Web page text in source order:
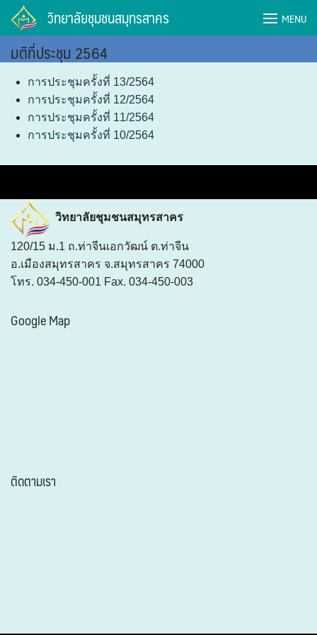
Skip
content
วิทยาลัยชุมชนสมุทรสาคร MENU
มติที่ประชุม 2564
การประชุมครั้งที่ 13/2564
การประชุมครั้งที่ 12/2564
การประชุมครั้งที่ 11/2564
การประชุมครั้งที่ 10/2564
วิทยาลัยชุมชนสมุทรสาคร
120/15 ม.1 ถ.ท่าจีนเอกวัฒน์ ต.ท่าจีน
อ.เมืองสมุทรสาคร จ.สมุทรสาคร 74000
โทร. 034-450-001 Fax. 034-450-003
Google Map
ติดตามเรา